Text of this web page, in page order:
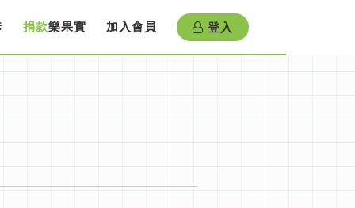
捐款樂果實 加入會員 登入